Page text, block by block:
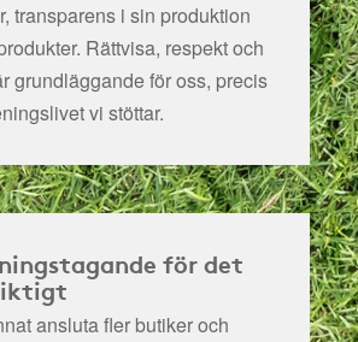
transparens i sin produktion
Rättvisa, respekt och
grundläggande för oss, precis
vi stöttar.
för det
ansluta fler butiker och